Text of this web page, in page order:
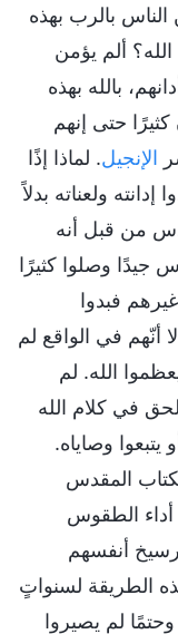
الناس بالرب بهذه
ألم يؤمن
بالله بهذه
حتى إنهم
الإنجيل. لماذا إذًا
ولعناته بدلاً
من قبل أنه
جيدًا وصلوا كثيرًا
فبدوا
أنّهم في الواقع لم
الله. لم
في كلام الله
وصاياه.
المقدس
أداء الطقوس
أنفسهم
الطريقة لسنواتٍ
لم يصيروا